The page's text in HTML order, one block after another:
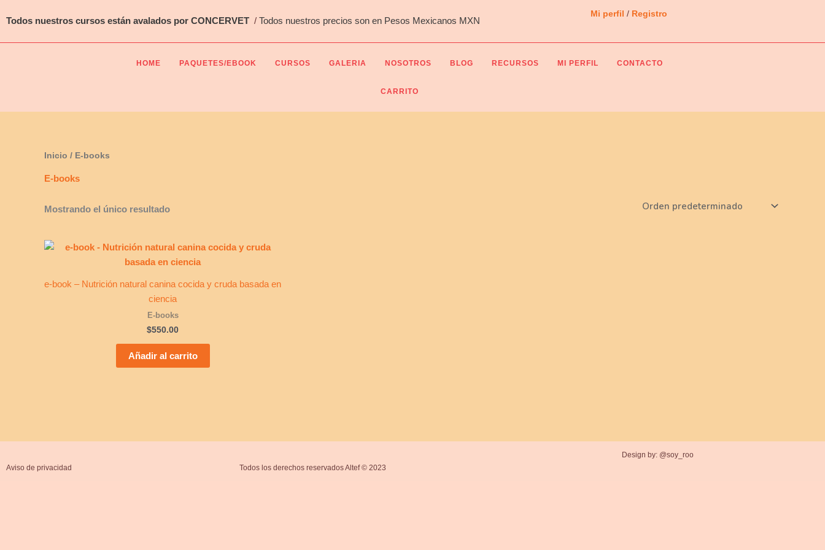
alTodos nuestros cursos están avalados por CONCERVET / Todos nuestros precios son en Pesos Mexicanos MXN
Mi perfil / Registro
HOME PAQUETES/EBOOK CURSOS GALERIA NOSOTROS BLOG RECURSOS MI PERFIL CONTACTO
CARRITO
Inicio / E-books
E-books
Mostrando el único resultado
e-book – Nutrición natural canina cocida y cruda basada en
ciencia
E-books
$550.00
Añadir al carrito
Aviso de privacidad Todos los derechos reservados Altef © 2023
Design by: @soy_roo